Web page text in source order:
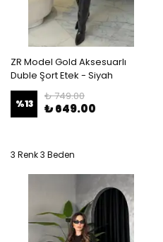
ZR Model Gold Aksesuarlı
Duble Şort Etek - Siyah
%13
₺ 749.00
₺ 649.00
3 Renk 3 Beden